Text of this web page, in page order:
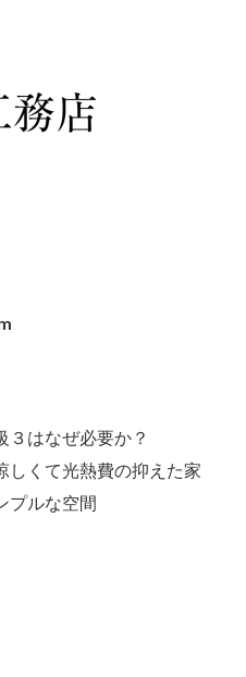
はなぜ必要か？
くて光熱費の抑えた家
プルな空間